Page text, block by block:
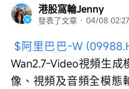
港股窩輪Jenny
發表了文章 · 04/08 02:27
$阿里巴巴-W
Wan2.7-Video視頻生
像、視頻及音頻全模態